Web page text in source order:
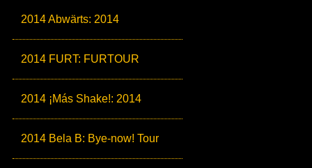
2014 Abwärts: 2014
2014 FURT: FURTOUR
2014 ¡Más Shake!: 2014
2014 Bela B: Bye-now! Tour